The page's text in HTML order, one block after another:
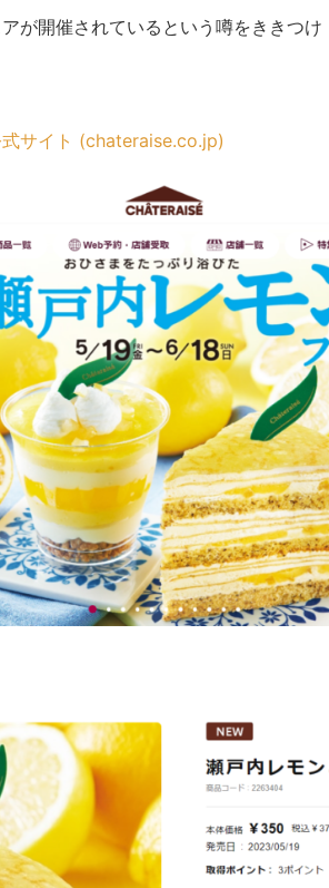
が開催されているという噂をききつけ
サイト (chateraise.co.jp)